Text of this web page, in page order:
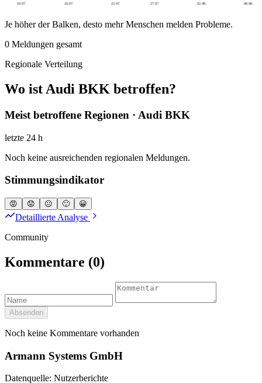
10.07. 16.07. 22.07. 27.07. 02.08. 08.08.
Je höher der Balken, desto mehr Menschen melden Probleme.
0 Meldungen gesamt
Regionale Verteilung
Wo ist Audi BKK betroffen?
Meist betroffene Regionen · Audi BKK
letzte 24 h
Noch keine ausreichenden regionalen Meldungen.
Stimmungsindikator
😡 😟 😐 🙂 😀
Detaillierte Analyse
Community
Kommentare (0)
Absenden
Noch keine Kommentare vorhanden
Armann Systems GmbH
Datenquelle: Nutzerberichte